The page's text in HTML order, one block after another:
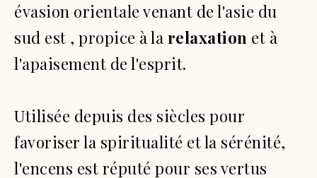
évasion orientale venant de l'asie du
sud est , propice à la relaxation et à
l'apaisement de l'esprit.
Utilisée depuis des siècles pour
favoriser la spiritualité et la sérénité,
l'encens est réputé pour ses vertus